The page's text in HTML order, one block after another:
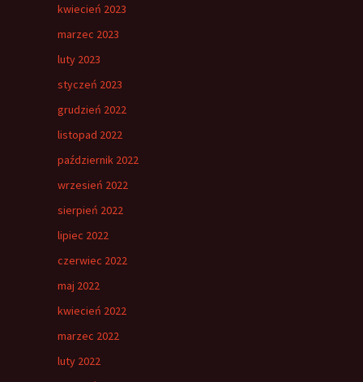
kwiecień 2023
marzec 2023
luty 2023
styczeń 2023
grudzień 2022
listopad 2022
październik 2022
wrzesień 2022
sierpień 2022
lipiec 2022
czerwiec 2022
maj 2022
kwiecień 2022
marzec 2022
luty 2022